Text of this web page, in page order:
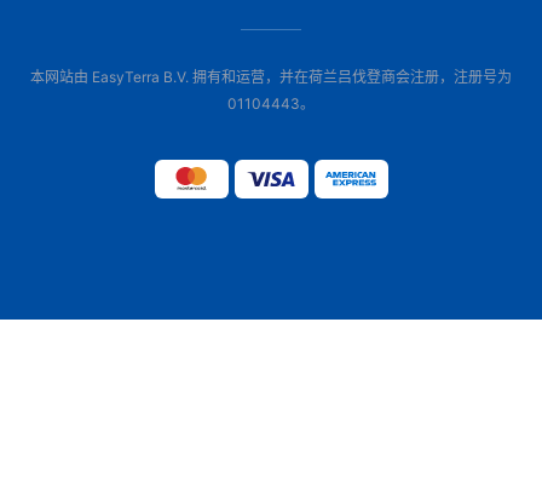
本网站由 EasyTerra B.V. 拥有和运营，并在荷兰吕伐登商会注册，注册号为
01104443。